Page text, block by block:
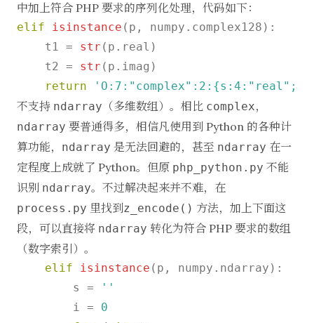
中加上符合 PHP 要求的序列化处理，代码如下：
elif isinstance (p, numpy.complex128):
    t1 =
str (p.real)
    t2 =
str (p.imag)
return
不支持 ndarray （多维数组）。相比 complex，
ndarray 要普通得多，相信凡使用到 Python 的各种计
算功能， ndarray 是无法回避的，甚至 ndarray 在一
定程度上成就了 Python。但原 php_python.py 不能
识别 ndarray。不过解决起来并不难，在
process.py 里找到z_encode() 方法，加上下面这
段，可以直接将 ndarray 转化为符合 PHP 要求的数组
（数字索引）。
elif isinstance (p, numpy.ndarray):
        s =
''
        i =
0